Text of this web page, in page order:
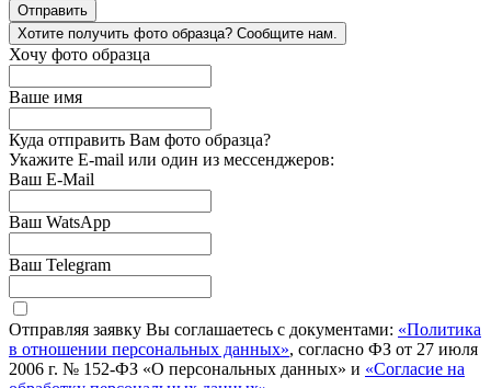
Отправить
Хотите получить фото образца? Сообщите нам.
Хочу фото образца
Ваше имя
Куда отправить Вам фото образца?
Укажите E-mail или один из мессенджеров:
Ваш E-Mail
Ваш WatsApp
Ваш Telegram
Отправляя заявку Вы соглашаетесь с документами: «Политика
в отношении персональных данных», согласно ФЗ от 27 июля
2006 г. № 152-ФЗ «О персональных данных» и «Согласие на